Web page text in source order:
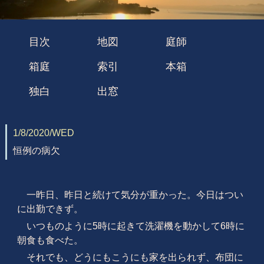
目次 地図 庭師
箱庭 索引 本箱
独白 出窓
1/8/2020/WED
恒例の病欠
一昨日、昨日と続けて気分が重かった。今日はつい
に出勤できず。
いつものように5時に起きて洗濯機を動かして6時に
朝食も食べた。
それでも、どうにもこうにも家を出られず、布団に